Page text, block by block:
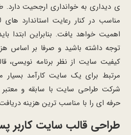
ی دیداری به خوانداری ارجحیت
مناسب در کنار رعایت استاندارد
اهمیت خواهد یافت. بنابراین ابتدا
توجه داشته باشید و صرفا بر اساس
کیفیت سایت از نظر برنامه نویسی،
مرتبط برای یک سایت کارآمد
شرکت طراحی سایت با سابقه و
حرفه ای را با مناسب ترین هزینه
طراحی قالب سایت کاربر